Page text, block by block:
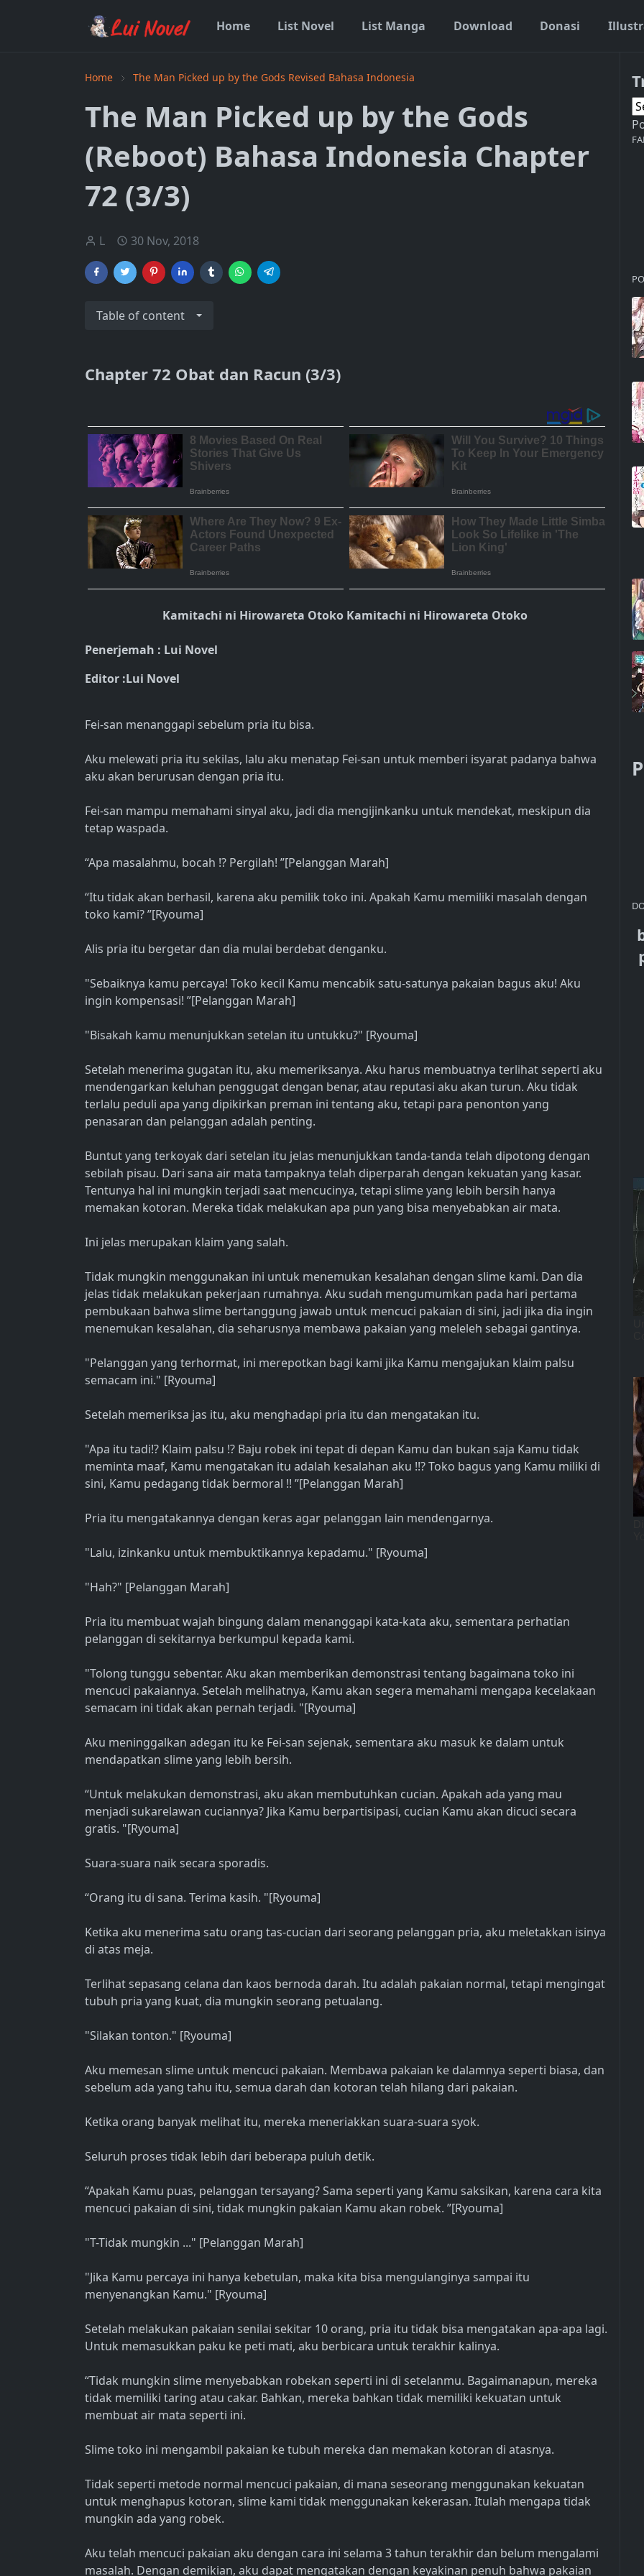
Home List Novel List Manga Download Donasi
Home The Man Picked up by the Gods Revised Bahasa Indonesia
The Man Picked up by the Gods
(Reboot) Bahasa Indonesia Chapter
72 (3/3)
L 30 Nov, 2018
Table of content
Chapter 72 Obat dan Racun (3/3)
Kamitachi ni Hirowareta Otoko Kamitachi ni Hirowareta Otoko
Penerjemah : Lui Novel
Editor :Lui Novel
Fei-san menanggapi sebelum pria itu bisa.
Aku melewati pria itu sekilas, lalu aku menatap Fei-san untuk memberi isyarat padanya bahwa
aku akan berurusan dengan pria itu.
Fei-san mampu memahami sinyal aku, jadi dia mengijinkanku untuk mendekat, meskipun dia
tetap waspada.
“Apa masalahmu, bocah !? Pergilah! ”[Pelanggan Marah]
“Itu tidak akan berhasil, karena aku pemilik toko ini. Apakah Kamu memiliki masalah dengan
toko kami? ”[Ryouma]
Alis pria itu bergetar dan dia mulai berdebat denganku.
"Sebaiknya kamu percaya! Toko kecil Kamu mencabik satu-satunya pakaian bagus aku! Aku
ingin kompensasi! ”[Pelanggan Marah]
"Bisakah kamu menunjukkan setelan itu untukku?" [Ryouma]
Setelah menerima gugatan itu, aku memeriksanya. Aku harus membuatnya terlihat seperti aku
mendengarkan keluhan penggugat dengan benar, atau reputasi aku akan turun. Aku tidak
terlalu peduli apa yang dipikirkan preman ini tentang aku, tetapi para penonton yang
penasaran dan pelanggan adalah penting.
Buntut yang terkoyak dari setelan itu jelas menunjukkan tanda-tanda telah dipotong dengan
sebilah pisau. Dari sana air mata tampaknya telah diperparah dengan kekuatan yang kasar.
Tentunya hal ini mungkin terjadi saat mencucinya, tetapi slime yang lebih bersih hanya
memakan kotoran. Mereka tidak melakukan apa pun yang bisa menyebabkan air mata.
Ini jelas merupakan klaim yang salah.
Tidak mungkin menggunakan ini untuk menemukan kesalahan dengan slime kami. Dan dia
jelas tidak melakukan pekerjaan rumahnya. Aku sudah mengumumkan pada hari pertama
pembukaan bahwa slime bertanggung jawab untuk mencuci pakaian di sini, jadi jika dia ingin
menemukan kesalahan, dia seharusnya membawa pakaian yang meleleh sebagai gantinya.
"Pelanggan yang terhormat, ini merepotkan bagi kami jika Kamu mengajukan klaim palsu
semacam ini." [Ryouma]
Setelah memeriksa jas itu, aku menghadapi pria itu dan mengatakan itu.
"Apa itu tadi!? Klaim palsu !? Baju robek ini tepat di depan Kamu dan bukan saja Kamu tidak
meminta maaf, Kamu mengatakan itu adalah kesalahan aku !!? Toko bagus yang Kamu miliki di
sini, Kamu pedagang tidak bermoral !! ”[Pelanggan Marah]
Pria itu mengatakannya dengan keras agar pelanggan lain mendengarnya.
"Lalu, izinkanku untuk membuktikannya kepadamu." [Ryouma]
"Hah?" [Pelanggan Marah]
Pria itu membuat wajah bingung dalam menanggapi kata-kata aku, sementara perhatian
pelanggan di sekitarnya berkumpul kepada kami.
"Tolong tunggu sebentar. Aku akan memberikan demonstrasi tentang bagaimana toko ini
mencuci pakaiannya. Setelah melihatnya, Kamu akan segera memahami mengapa kecelakaan
semacam ini tidak akan pernah terjadi. "[Ryouma]
Aku meninggalkan adegan itu ke Fei-san sejenak, sementara aku masuk ke dalam untuk
mendapatkan slime yang lebih bersih.
“Untuk melakukan demonstrasi, aku akan membutuhkan cucian. Apakah ada yang mau
menjadi sukarelawan cuciannya? Jika Kamu berpartisipasi, cucian Kamu akan dicuci secara
gratis. "[Ryouma]
Suara-suara naik secara sporadis.
“Orang itu di sana. Terima kasih. "[Ryouma]
Ketika aku menerima satu orang tas-cucian dari seorang pelanggan pria, aku meletakkan isinya
di atas meja.
Terlihat sepasang celana dan kaos bernoda darah. Itu adalah pakaian normal, tetapi mengingat
tubuh pria yang kuat, dia mungkin seorang petualang.
"Silakan tonton." [Ryouma]
Aku memesan slime untuk mencuci pakaian. Membawa pakaian ke dalamnya seperti biasa, dan
sebelum ada yang tahu itu, semua darah dan kotoran telah hilang dari pakaian.
Ketika orang banyak melihat itu, mereka meneriakkan suara-suara syok.
Seluruh proses tidak lebih dari beberapa puluh detik.
“Apakah Kamu puas, pelanggan tersayang? Sama seperti yang Kamu saksikan, karena cara kita
mencuci pakaian di sini, tidak mungkin pakaian Kamu akan robek. ”[Ryouma]
"T-Tidak mungkin ..." [Pelanggan Marah]
"Jika Kamu percaya ini hanya kebetulan, maka kita bisa mengulanginya sampai itu
menyenangkan Kamu." [Ryouma]
Setelah melakukan pakaian senilai sekitar 10 orang, pria itu tidak bisa mengatakan apa-apa lagi.
Untuk memasukkan paku ke peti mati, aku berbicara untuk terakhir kalinya.
“Tidak mungkin slime menyebabkan robekan seperti ini di setelanmu. Bagaimanapun, mereka
tidak memiliki taring atau cakar. Bahkan, mereka bahkan tidak memiliki kekuatan untuk
membuat air mata seperti ini.
Slime toko ini mengambil pakaian ke tubuh mereka dan memakan kotoran di atasnya.
Tidak seperti metode normal mencuci pakaian, di mana seseorang menggunakan kekuatan
untuk menghapus kotoran, slime kami tidak menggunakan kekerasan. Itulah mengapa tidak
mungkin ada yang robek.
Aku telah mencuci pakaian aku dengan cara ini selama 3 tahun terakhir dan belum mengalami
masalah. Dengan demikian, aku dapat mengatakan dengan keyakinan penuh bahwa pakaian